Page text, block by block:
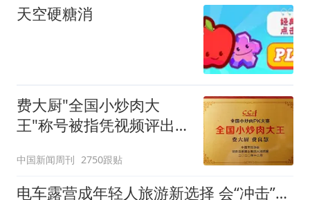
天空硬糖消
费大厨"全国小炒肉大
王"称号被指凭视频评出
中国新闻周刊 2750跟贴
电车露营成年轻人旅游新选择 会“冲击”传统住宿业吗？